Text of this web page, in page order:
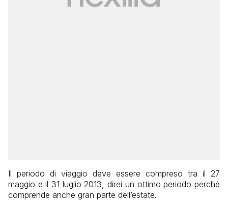
Il periodo di viaggio deve essere compreso tra il 27
maggio e il 31 luglio 2013, direi un ottimo periodo perchè
comprende anche gran parte dell’estate.